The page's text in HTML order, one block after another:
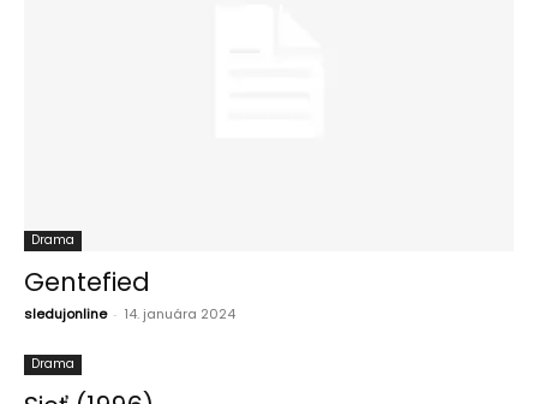
Drama
Gentefied
sledujonline - 14. januára 2024
Drama